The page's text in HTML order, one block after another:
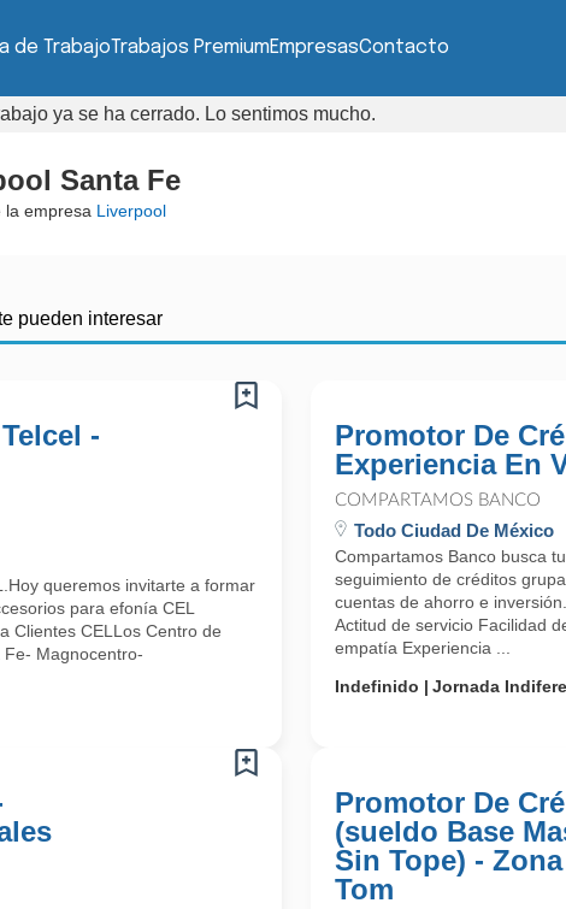
de TrabajoTrabajos PremiumEmpresasContacto
ya se ha cerrado. Lo sentimos mucho.
Santa Fe
la empresa Liverpool
pueden interesar
-
queremos invitarte a formar
para efonía CEL
Clientes CELLos Centro de
Magnocentro-
Promotor De
Experiencia En
COMPARTAMOS BANCO
Todo Ciudad De México
Compartamos Banco busca
seguimiento de créditos
cuentas de ahorro e
Actitud de servicio Facilidad
empatía Experiencia ...
Indefinido
Jornada
Promotor De
(sueldo Base
Sin Tope) -
Tom